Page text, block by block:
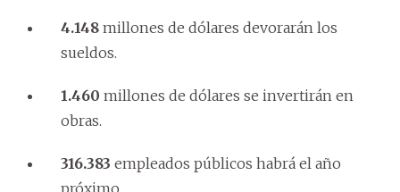
4.148 millones de dólares devorarán los
sueldos.
1.460 millones de dólares se invertirán en
obras.
316.383 empleados públicos habrá el año
próximo.